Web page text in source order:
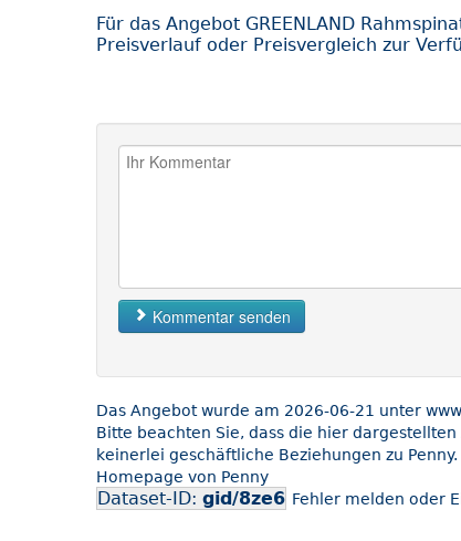
Für das Angebot GREENLAND
Preisverlauf oder Preisvergleich zur
Kommentar senden
Das Angebot wurde am 2026-06-21 unter
Bitte beachten Sie, dass die hier
keinerlei geschäftliche Beziehungen zu
Homepage von Penny
Dataset-ID: gid/8ze6 Fehler melden oder